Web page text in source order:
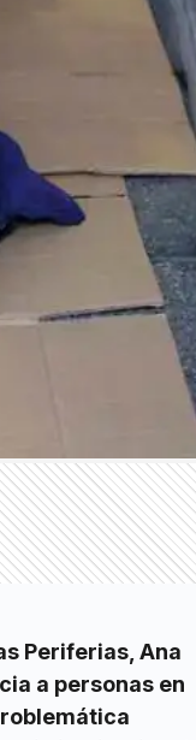
Periferias, Ana
a personas en